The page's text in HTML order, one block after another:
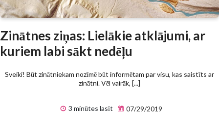
Zinātnes ziņas: Lielākie atklājumi, ar
kuriem labi sākt nedēļu
Sveiki! Būt zinātniekam nozīmē būt informētam par visu, kas saistīts ar
zinātni. Vēl vairāk, [...]
3 minūtes lasīt 07/29/2019